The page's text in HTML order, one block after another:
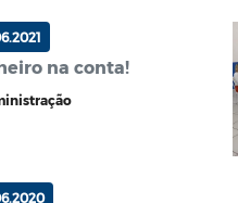
na conta!